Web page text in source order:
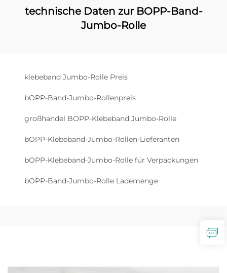
technische Daten zur BOPP-Band-
Jumbo-Rolle
klebeband Jumbo-Rolle Preis
bOPP-Band-Jumbo-Rollenpreis
großhandel BOPP-Klebeband Jumbo-Rolle
bOPP-Klebeband-Jumbo-Rollen-Lieferanten
bOPP-Klebeband-Jumbo-Rolle für Verpackungen
bOPP-Band-Jumbo-Rolle Lademenge